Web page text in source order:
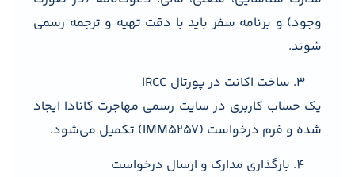
وجود) و برنامه سفر باید با دقت تهیه و ترجمه رسمی
شوند.
ساخت اکانت در پورتال IRCC
یک حساب کاربری در سایت رسمی مهاجرت کانادا ایجاد
شده و فرم درخواست (IMM5257) تکمیل می‌شود.
بارگذاری مدارک و ارسال درخواست